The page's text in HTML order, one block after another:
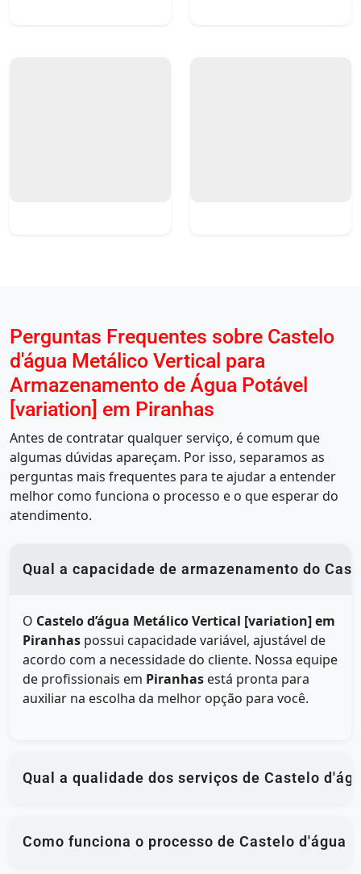
Perguntas Frequentes sobre Castelo
d'água Metálico Vertical para
Armazenamento de Água Potável
[variation] em Piranhas
Antes de contratar qualquer serviço, é comum que
algumas dúvidas apareçam. Por isso, separamos as
perguntas mais frequentes para te ajudar a entender
melhor como funciona o processo e o que esperar do
atendimento.
Qual a capacidade de armazenamento do
O Castelo d’água Metálico Vertical [variation] em
Piranhas possui capacidade variável, ajustável de
acordo com a necessidade do cliente. Nossa equipe
de profissionais em Piranhas está pronta para
auxiliar na escolha da melhor opção para você.
Qual a qualidade dos serviços de Castelo
Como funciona o processo de Castelo